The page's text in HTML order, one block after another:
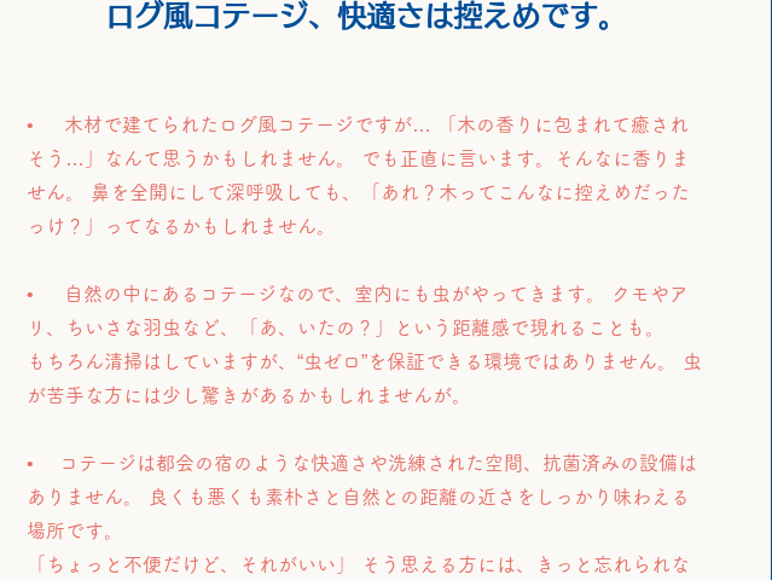
ログ風コテージ、快適さは控えめです。
• 木材で建てられたログ風コテージですが… 「木の香りに包まれて癒され
そう…」なんて思うかもしれません。 でも正直に言います。そんなに香りま
せん。 鼻を全開にして深呼吸しても、「あれ？木ってこんなに控えめだった
っけ？」ってなるかもしれません。
• 自然の中にあるコテージなので、室内にも虫がやってきます。 クモやア
リ、ちいさな羽虫など、「あ、いたの？」という距離感で現れることも。
もちろん清掃はしていますが、“虫ゼロ”を保証できる環境ではありません。 虫
が苦手な方には少し驚きがあるかもしれませんが。
• コテージは都会の宿のような快適さや洗練された空間、抗菌済みの設備は
ありません。 良くも悪くも素朴さと自然との距離の近さをしっかり味わえる
場所です。
「ちょっと不便だけど、それがいい」 そう思える方には、きっと忘れられな